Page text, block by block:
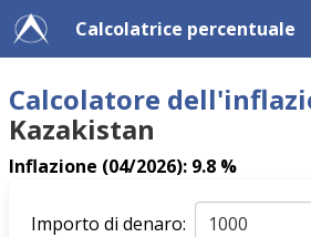
Calcolatrice percentuale
Calcolatore
Kazakistan
Inflazione (04/2026): 9.8 %
Importo di denaro: